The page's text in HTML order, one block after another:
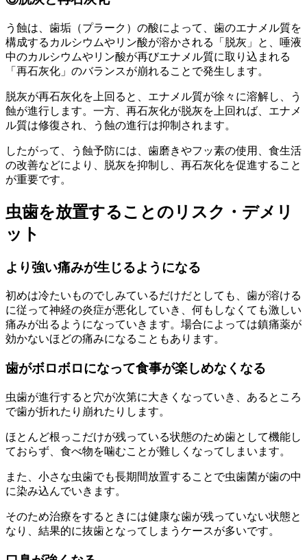
う蝕は、歯垢（プラーク）の酸によって、歯のエナメル質を
構成するカルシウムやリン酸が溶かされる「脱灰」と、唾液
中のカルシウムやリン酸が再びエナメル質に取り込まれる
「再石灰化」のバランスが崩れることで発生します。
脱灰が再石灰化を上回ると、エナメル質が徐々に溶解し、う
蝕が進行します。一方、再石灰化が脱灰を上回れば、エナメ
ル質は修復され、う蝕の進行は抑制されます。
したがって、う蝕予防には、歯磨きやフッ素の使用、食生活
の改善などにより、脱灰を抑制し、再石灰化を促進すること
が重要です。
虫歯を放置することのリスク・デメリ
ット
より強い痛みが生じるようになる
初めは冷たいものでしみているだけだとしても、歯が溶ける
に従って神経の炎症が悪化していき、何もしなくても激しい
痛みが出るようになっていきます。場合によっては鎮痛薬が
効かないほどの痛みになることもあります。
歯がボロボロになって食事が楽しめなくなる
虫歯が進行すると穴が次第に大きくなっていき、あるところ
で歯が折れたり崩れたりします。
ほとんど根っこだけが残っている状態のため歯として機能し
ておらず、食べ物を噛むことが難しくなってしまいます。
また、小さな虫歯でも長期間放置することで虫歯菌が歯の中
に染み込んでいきます。
そのため治療をするときには健康な歯が残っていない状態と
なり、結果的に抜歯となってしまうケースが多いです。